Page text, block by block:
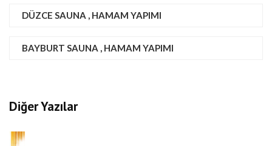
DÜZCE SAUNA , HAMAM YAPIMI
BAYBURT SAUNA , HAMAM YAPIMI
Diğer Yazılar